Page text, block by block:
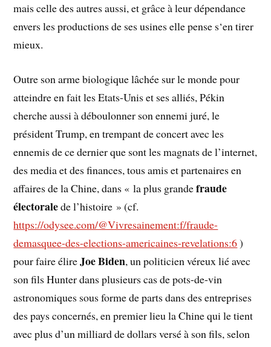
mais celle des autres aussi, et grâce à leur dépendance
envers les productions de ses usines elle pense s‘en tirer
mieux.
Outre son arme biologique lâchée sur le monde pour
atteindre en fait les Etats-Unis et ses alliés, Pékin
cherche aussi à déboulonner son ennemi juré, le
président Trump, en trempant de concert avec les
ennemis de ce dernier que sont les magnats de l’internet,
des media et des finances, tous amis et partenaires en
affaires de la Chine, dans « la plus grandefraude
électoralede l’histoire » (cf.
https://odysee.com/@Vivresainement:f/fraude-
demasquee-des-elections-americaines-revelations:6)
pour faire élireJoe Biden, un politicien véreux lié avec
son fils Hunter dans plusieurs cas de pots-de-vin
astronomiques sous forme de parts dans des entreprises
des pays concernés, en premier lieu la Chine qui le tient
avec plus d’un milliard de dollars versé à son fils, selon